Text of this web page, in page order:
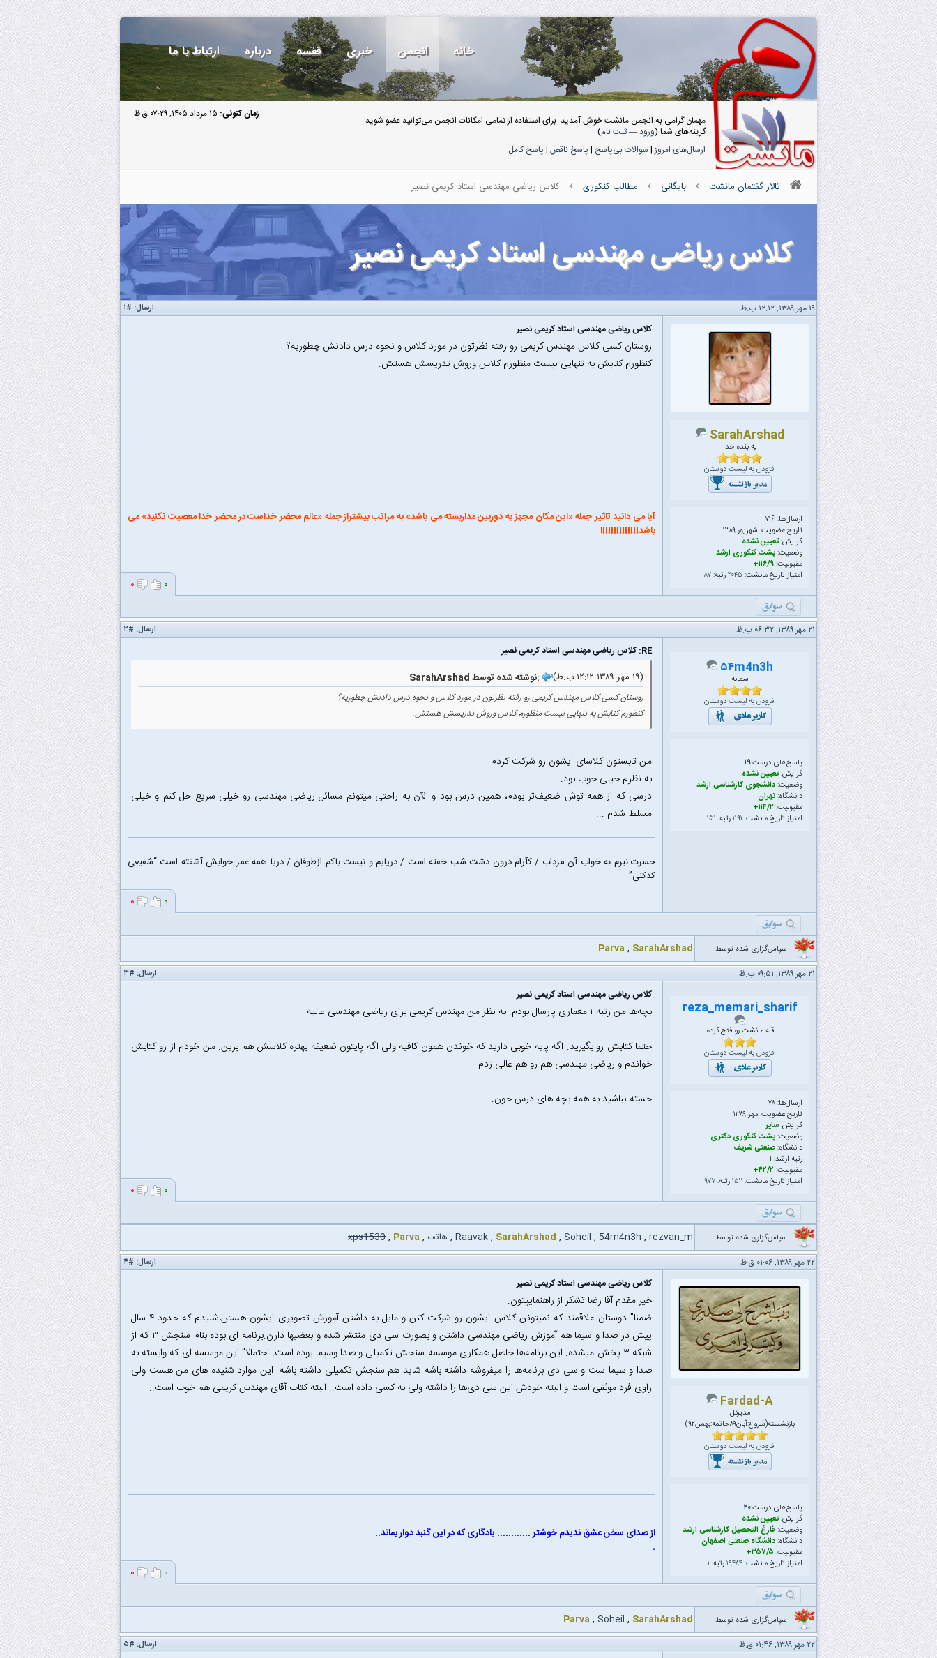
خانه انجمن خبری قفسه درباره ارتباط با ما
زمان کنونی: ۱۵ مرداد ۱۴۰۵, ۰۷:۲۹ ق.ظ
مهمان گرامی به انجمن مانشت خوش آمدید. برای استفاده از تمامی امکانات انجمن می‌توانید عضو شوید.
گزینه‌های شما (ورود—ثبت نام)
ارسال‌های امروز| سوالات بی‌پاسخ | پاسخ ناقص | پاسخ کامل
تالار گفتمان مانشت بایگانی مطالب کنکوری کلاس ریاضی مهندسی استاد کریمی نصیر
کلاس ریاضی مهندسی استاد کریمی نصیر
ارسال: #۱ ۱۹ مهر ۱۳۸۹, ۱۲:۱۲ ب.ظ
SarahArshad
یه بنده خدا
افزودن به لیست دوستان
ارسال‌ها: ۷۱۶
تاریخ عضویت: شهریور ۱۳۸۹
گرایش:تعیین نشده
وضعیت:پشت کنکوری ارشد
مقبولیت:۱۱۶/۹+
امتیاز تاریخ مانشت: ۲۰۴۵رتبه:۸۷
کلاس ریاضی مهندسی استاد کریمی نصیر
روستان کسی کلاس مهندس کریمی رو رفته نظرتون در مورد کلاس و نحوه درس دادنش چطوریه؟
کنظورم کتابش به تنهایی نیست منظورم کلاس وروش تدریسش هستش.
آیا می دانید تاثیر جمله «این مکان مجهز به دوربین مداربسته می باشد» به مراتب بیشتراز جمله «عالم محضر خداست در محضر خدا معصیت نکنید» می
باشد!!!!!!!!!!!!!ا
۰ ۰
ارسال: #۲ ۲۱ مهر ۱۳۸۹, ۰۶:۳۲ ب.ظ
۵۴m4n3h
سمانه
افزودن به لیست دوستان
پاسخ‌های درست:۱۹
گرایش:تعیین نشده
وضعیت:دانشجوی کارشناسی ارشد
دانشگاه:تهران
مقبولیت: ۱۱۴/۲+
امتیاز تاریخ مانشت: ۱۱۹۱رتبه: ۱۵۱
RE: کلاس ریاضی مهندسی استاد کریمی نصیر
(۱۹ مهر ۱۳۸۹ ۱۲:۱۲ ب.ظ) SarahArshad نوشته شده توسط:
روستان کسی کلاس مهندس کریمی رو رفته نظرتون در مورد کلاس و نحوه درس دادنش چطوریه؟
کنظورم کتابش به تنهایی نیست منظورم کلاس وروش تدریسش هستش.
من تابستون کلاسای ایشون رو شرکت کردم ...
به نظرم خیلی خوب بود.
درسی که از همه توش ضعیف‌تر بودم، همین درس بود و الآن به راحتی میتونم مسائل ریاضی مهندسی رو خیلی سریع حل کنم و خیلی
مسلط شدم ...
حسرت نبرم به خواب آن مرداب / کآرام درون دشت شب خفته است / دریایم و نیست باکم ازطوفان / دریا همه عمر خوابش آشفته است “شفیعی
کدکنی”
۰
۰
سپاس‌گزاری شده توسط: SarahArshad
,
Parva
ارسال: #۳ ۲۱ مهر ۱۳۸۹, ۰۹:۵۱ ب.ظ
reza_memari_sharif
قله مانشت رو فتح کرده
افزودن به لیست دوستان
ارسال‌ها: ۷۸
تاریخ عضویت: مهر ۱۳۸۹
گرایش:سایر
وضعیت:پشت کنکوری دکتری
دانشگاه:صنعتی شریف
رتبه ارشد: ۱
مقبولیت: ۴۲/۲+
امتیاز تاریخ مانشت: ۱۵۲رتبه:۹۷۷
کلاس ریاضی مهندسی استاد کریمی نصیر
بچه‌ها من رتبه ۱ معماری پارسال بودم. به نظر من مهندس کریمی برای ریاضی مهندسی عالیه
حتما کتابش رو بگیرید. اگه پایه خوبی دارید که خوندن همون کافیه ولی اگه پایتون ضعیفه بهتره کلاسش هم برین. من خودم از رو کتابش
خواندم و ریاضی مهندسی هم رو هم عالی زدم.
خسته نباشید به همه بچه های درس خون.
۰ ۰
سپاس‌گزاری شده توسط: rezvan_m
,
54m4n3h
,
Soheil
,
SarahArshad
,
Raavak
, هاتف ,
Parva
,
xps1530
ارسال: #۴ ۲۲ مهر ۱۳۸۹, ۰۱:۰۶ ق.ظ
Fardad-A
مدیرکل
بازنشسته(شروع:آبان۸۹خاتمه:بهمن۹۲)
افزودن به لیست دوستان
پاسخ‌های درست:۲۰
گرایش:تعیین نشده
وضعیت: فارغ التحصیل کارشناسی ارشد
دانشگاه:دانشگاه صنعتی اصفهان
مقبولیت: ۳۵۷/۵+
امتیاز تاریخ مانشت:۱۹۴۸۴رتبه: ۱
کلاس ریاضی مهندسی استاد کریمی نصیر
خیر مقدم آقا رضا تشکر از راهنماییتون.
ضمنا" دوستان علاقمند که نمیتونن کلاس ایشون رو شرکت کنن و مایل به داشتن آموزش تصویری ایشون هستن،شنیدم که حدود ۴ سال
پیش در صدا و سیما هم آموزش ریاضی مهندسی داشتن و بصورت سی دی منتشر شده و بعضیها دارن.برنامه ای بوده بنام سنجش ۳ که از
شبکه ۳ پخش میشده. این برنامه‌ها حاصل همکاری موسسه سنجش تکمیلی و صدا وسیما بوده است. احتمالا" این موسسه ای که وابسته به
صدا و سیما ست و سی دی برنامه‌ها را میفروشه داشته باشه شاید هم سنجش تکمیلی داشته باشه. این موارد شنیده های من هست ولی
راوی فرد موثقی است و البته خودش این سی دی‌ها را داشته ولی به کسی داده است.. البته کتاب آقای مهندس کریمی هم خوب است..
از صدای سخن عشق ندیدم خوشتر ............ یادگاری که در این گنبد دوار بماند..
.
۰
۰
سپاس‌گزاری شده توسط: SarahArshad
,
Soheil
,
Parva
ارسال: #۵ ۲۲ مهر ۱۳۸۹, ۰۱:۴۶ ق.ظ